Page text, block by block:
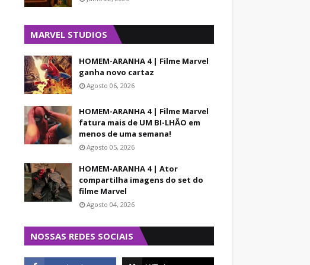
MARVEL STUDIOS
HOMEM-ARANHA 4 | Filme Marvel
ganha novo cartaz
Agosto 06, 2026
HOMEM-ARANHA 4 | Filme Marvel
fatura mais de UM BI-LHÃO em
menos de uma semana!
Agosto 05, 2026
HOMEM-ARANHA 4 | Ator
compartilha imagens do set do
filme Marvel
Agosto 04, 2026
NOSSAS REDES SOCIAIS